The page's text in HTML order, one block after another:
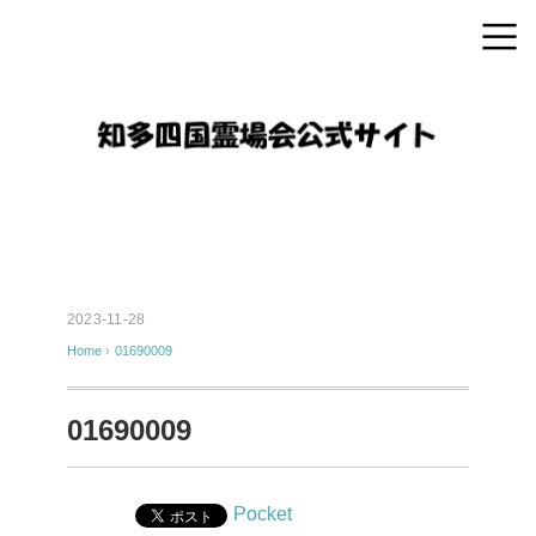
2023-11-28
Home › 01690009
01690009
Pocket